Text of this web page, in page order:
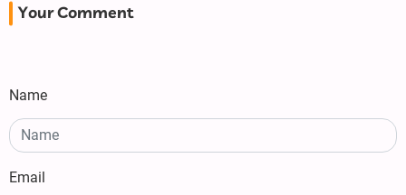
Your Comment
Name
Email